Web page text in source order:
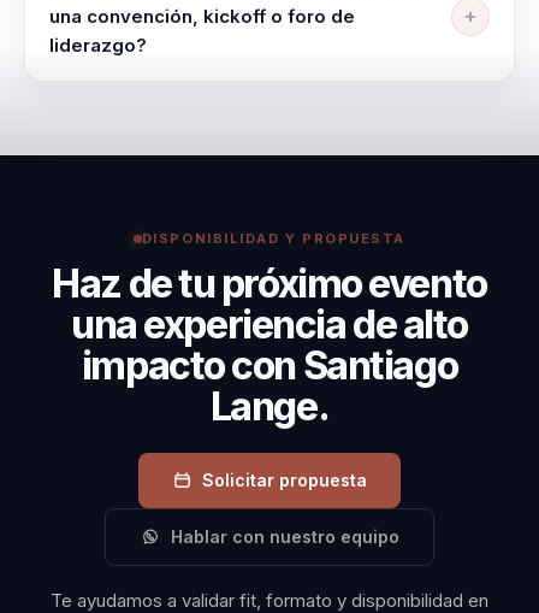
adapta en contenido, duración e intensidad según la
audiencia, el objetivo y el momento del evento.
una convención, kickoff o foro de
liderazgo?
motivacion y resiliencia con una salida clara a
DISPONIBILIDAD Y PROPUESTA
Haz de tu próximo evento
una experiencia de alto
impacto con Santiago
Lange.
Solicitar propuesta
Hablar con nuestro equipo
Te ayudamos a validar fit, formato y disponibilidad en